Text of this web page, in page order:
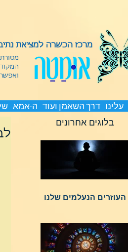
מרכז הכשרה למציאת
ה-אמא דרך השאמן ועוד עלינו
בלוגים אחרונים
העוזרים הנעלמים שלנו